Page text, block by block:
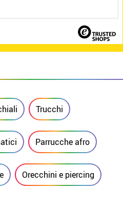
Trucchi
Parrucche afro
Orecchini e piercing